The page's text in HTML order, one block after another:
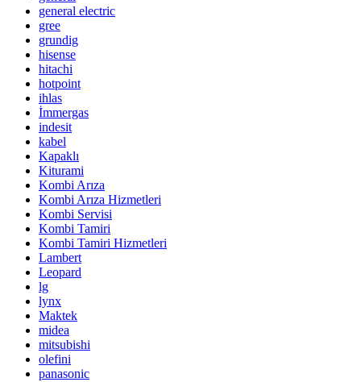
general electric
gree
grundig
hisense
hitachi
hotpoint
ihlas
İmmergas
indesit
kabel
Kapaklı
Kiturami
Kombi Arıza
Kombi Arıza Hizmetleri
Kombi Servisi
Kombi Tamiri
Kombi Tamiri Hizmetleri
Lambert
Leopard
lg
lynx
Maktek
midea
mitsubishi
olefini
panasonic